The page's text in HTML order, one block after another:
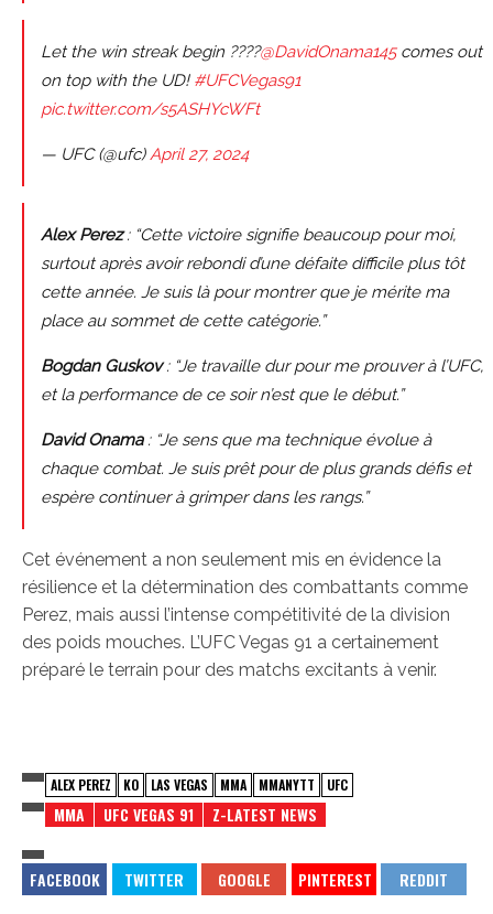
Let the win streak begin ????@DavidOnama145comes out
on top with the UD! #UFCVegas91
pic.twitter.com/s5ASHYcWFt
— UFC (@ufc)April 27, 2024
Alex Perez: “Cette victoire signifie beaucoup pour moi,
surtout après avoir rebondi d’une défaite difficile plus tôt
cette année. Je suis là pour montrer que je mérite ma
place au sommet de cette catégorie.”
Bogdan Guskov: “Je travaille dur pour me prouver à l’UFC,
et la performance de ce soir n’est que le début.”
David Onama: “Je sens que ma technique évolue à
chaque combat. Je suis prêt pour de plus grands défis et
espère continuer à grimper dans les rangs.”
Cet événement a non seulement mis en évidence la
résilience et la détermination des combattants comme
Perez, mais aussi l’intense compétitivité de la division
des poids mouches. L’UFC Vegas 91 a certainement
préparé le terrain pour des matchs excitants à venir.
ALEX PEREZ KO LAS VEGAS MMA MMANYTT UFC
MMA UFC VEGAS 91 Z-LATEST NEWS